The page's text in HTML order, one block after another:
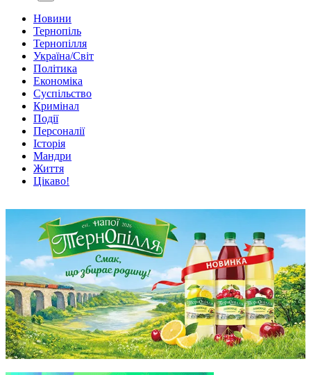
Новини
Тернопіль
Тернопілля
Україна/Світ
Політика
Економіка
Суспільство
Кримінал
Події
Персоналії
Історія
Мандри
Життя
Цікаво!